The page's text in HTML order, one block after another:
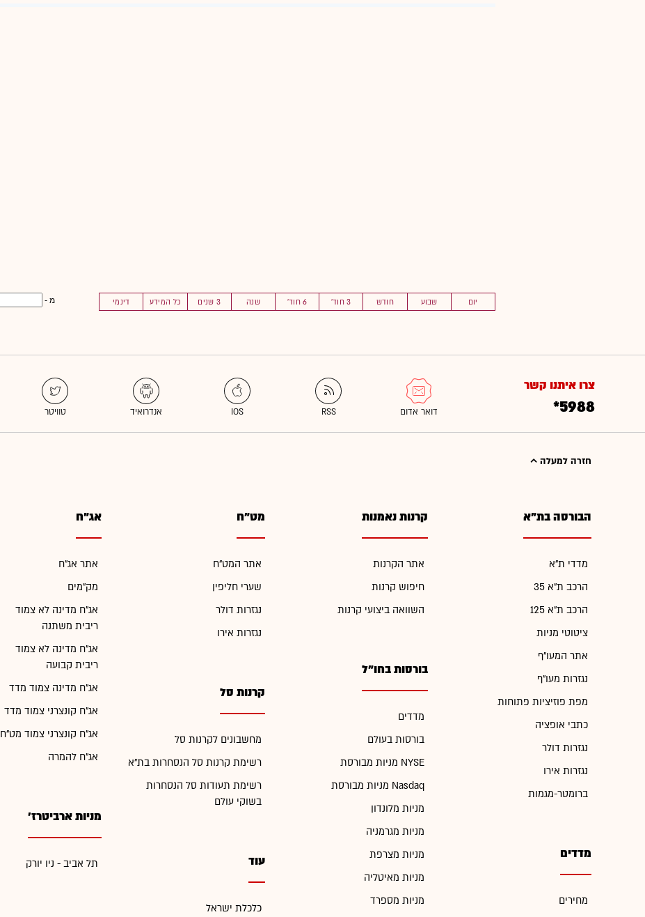
יום שבוע חודש 3 חוד' 6 חוד' שנה 3 שנים כל המידע דינמי מ -
צרו איתנו קשר
*5988
חזרה למעלה
הבורסה בת"א
מדדי ת"א
הרכב ת"א 35
הרכב ת"א 125
ציטוטי מניות
אתר המעו"ף
נגזרות מעו"ף
מפת פוזיציות פתוחות
כתבי אופציה
נגזרות דולר
נגזרות אירו
ברומטר-מגמות
מדדים
מחירים
קרנות נאמנות
אתר הקרנות
חיפוש קרנות
השוואה ביצועי קרנות
בורסות בחו"ל
מדדים
בורסות בעולם
מניות מבורסת NYSE
מניות מבורסת Nasdaq
מניות מלונדון
מניות מגרמניה
מניות מצרפת
מניות מאיטליה
מניות מספרד
מט"ח
אתר המט"ח
שערי חליפין
נגזרות דולר
נגזרות אירו
קרנות סל
מחשבונים לקרנות סל
רשימת קרנות סל הנסחרות בת"א
רשימת תעודות סל הנסחרות
בשוקי עולם
עוד
כלכלת ישראל
אג"ח
אתר אג"ח
מק"מים
אג"ח מדינה לא צמוד
ריבית משתנה
אג"ח מדינה לא צמוד
ריבית קבועה
אג"ח מדינה צמוד מדד
אג"ח קונצרני צמוד מדד
אג"ח קונצרני צמוד מט"ח
אג"ח להמרה
מניות ארביטרז'
תל אביב - ניו יורק